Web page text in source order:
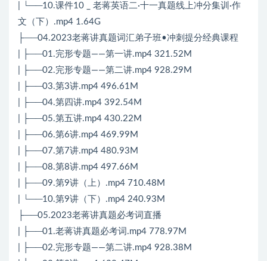
| └──10.课件10 _ 老蒋英语二·十一真题线上冲分集训·作
文（下）.mp4 1.64G
├──04.2023老蒋讲真题词汇弟子班•冲刺提分经典课程
| ├──01.完形专题——第一讲.mp4 321.52M
| ├──02.完形专题——第二讲.mp4 928.29M
| ├──03.第3讲.mp4 496.61M
| ├──04.第四讲.mp4 392.54M
| ├──05.第五讲.mp4 430.22M
| ├──06.第6讲.mp4 469.99M
| ├──07.第7讲.mp4 480.93M
| ├──08.第8讲.mp4 497.66M
| ├──09.第9讲（上）.mp4 710.48M
| └──10.第9讲（下）.mp4 240.93M
├──05.2023老蒋讲真题必考词直播
| ├──01.老蒋讲真题必考词.mp4 778.97M
| ├──02.完形专题——第二讲.mp4 928.38M